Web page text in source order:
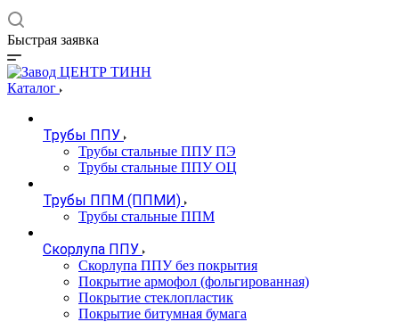
Быстрая заявка
Каталог
Трубы ППУ
Трубы стальные ППУ ПЭ
Трубы стальные ППУ ОЦ
Трубы ППМ (ППМИ)
Трубы стальные ППМ
Скорлупа ППУ
Скорлупа ППУ без покрытия
Покрытие армофол (фольгированная)
Покрытие стеклопластик
Покрытие битумная бумага